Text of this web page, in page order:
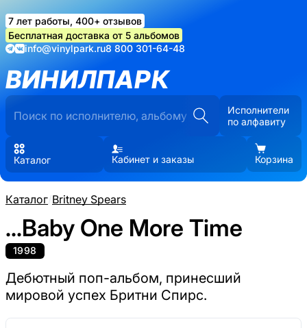
7 лет работы, 400+ отзывов
Бесплатная доставка от 5 альбомов
info@vinylpark.ru8 800 301-64-48
ВИНИЛПАРК
Исполнители
по алфавиту
Каталог Кабинет и заказы Корзина
Каталог/Britney Spears
...Baby One More Time
1998
Дебютный поп-альбом, принесший
мировой успех Бритни Спирс.